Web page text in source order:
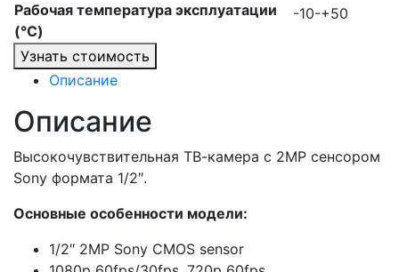
Рабочая температура эксплуатации
(°C)
-10-+50
Узнать стоимость
Описание
Описание
Высокочувствительная ТВ-камера с 2MP сенсором
Sony формата 1/2″.
Основные особенности модели:
1/2″ 2MP Sony CMOS sensor